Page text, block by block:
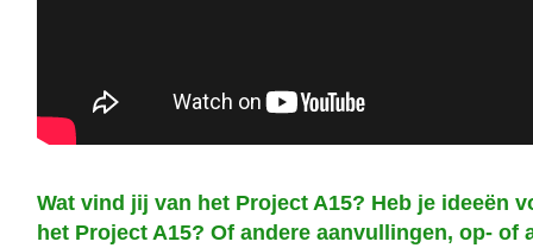
Wat vind jij van het Project A15? Heb je ideeën
het Project A15? Of andere aanvullingen, op- of